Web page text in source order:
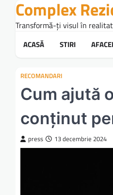
content
Complex
Transformă-ți visul în
ACASĂ STIRI
RECOMANDARI
Cum ajută
conținut
press 13 decembrie 2024